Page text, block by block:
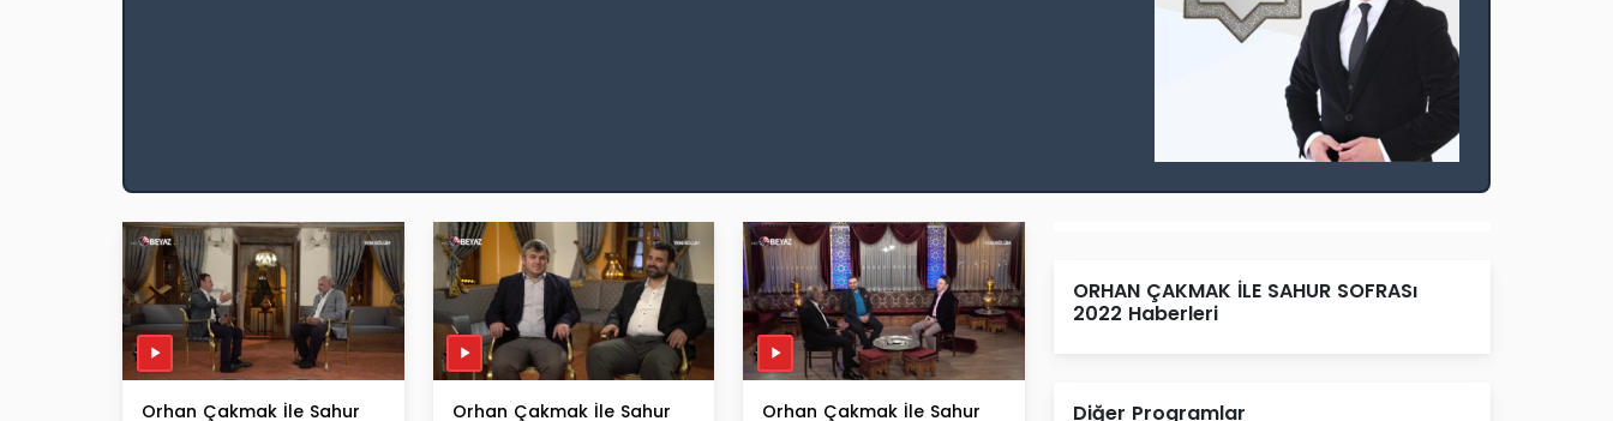
Orhan Çakmak İle Sahur
Orhan Çakmak İle Sahur
Orhan Çakmak İle Sahur
ORHAN ÇAKMAK İLE SAHUR SOFRASı
2022 Haberleri
Diğer Programlar